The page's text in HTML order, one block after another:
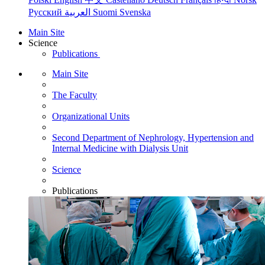
Русский
Suomi Svenska
Main Site
Science
Publications
Main Site
The Faculty
Organizational Units
Second Department of Nephrology, Hypertension and
Internal Medicine with Dialysis Unit
Science
Publications